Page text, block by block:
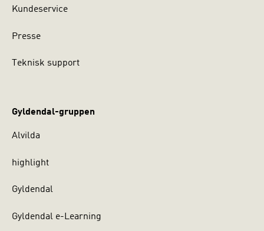
Kundeservice
Presse
Teknisk support
Gyldendal-gruppen
Alvilda
highlight
Gyldendal
Gyldendal e-Learning